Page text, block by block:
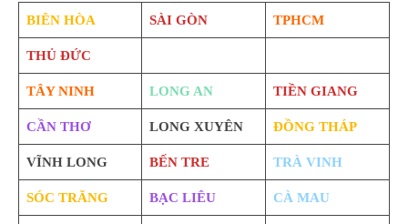
BIÊN HÒA SÀI GÒN TPHCM
THỦ ĐỨC
TÂY NINH LONG AN TIỀN GIANG
CẦN THƠ LONG XUYÊN ĐỒNG THÁP
VĨNH LONG BẾN TRE TRÀ VINH
SÓC TRĂNG BẠC LIÊU CÀ MAU